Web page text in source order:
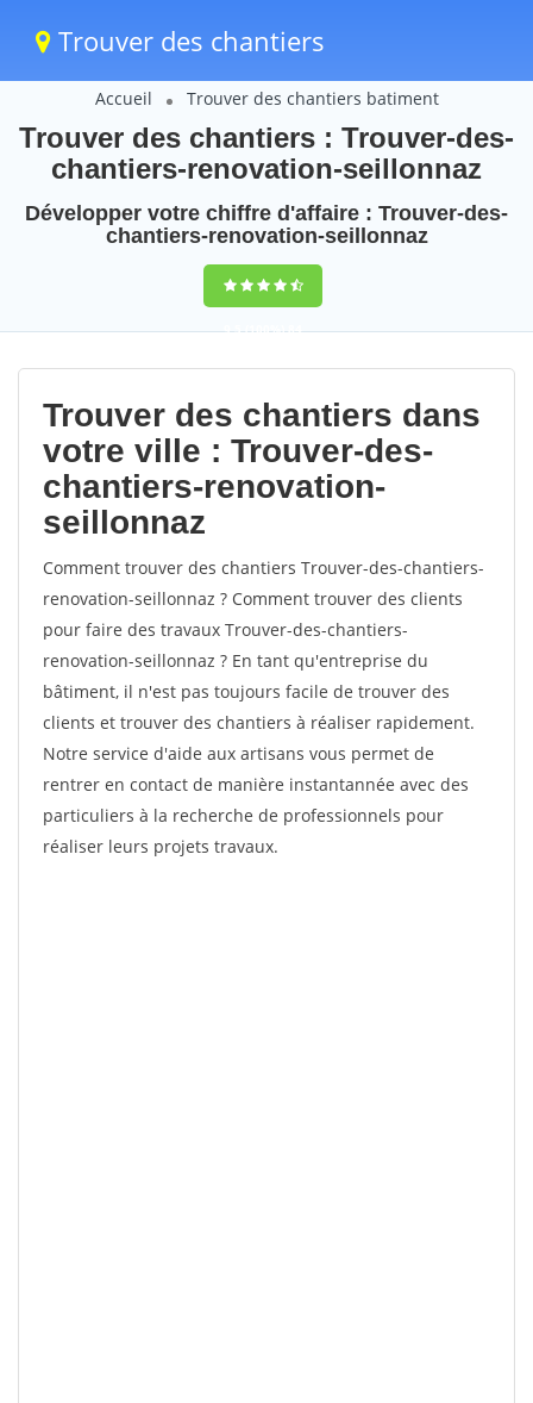
Trouver des chantiers
Accueil Trouver des chantiers batiment
Trouver des chantiers : Trouver-des-
chantiers-renovation-seillonnaz
Développer votre chiffre d'affaire : Trouver-des-
chantiers-renovation-seillonnaz
9,5(100%)84
votes
Trouver des chantiers dans
votre ville : Trouver-des-
chantiers-renovation-
seillonnaz
Comment trouver des chantiers Trouver-des-chantiers-
renovation-seillonnaz ? Comment trouver des clients
pour faire des travaux Trouver-des-chantiers-
renovation-seillonnaz ? En tant qu'entreprise du
bâtiment, il n'est pas toujours facile de trouver des
clients et trouver des chantiers à réaliser rapidement.
Notre service d'aide aux artisans vous permet de
rentrer en contact de manière instantannée avec des
particuliers à la recherche de professionnels pour
réaliser leurs projets travaux.